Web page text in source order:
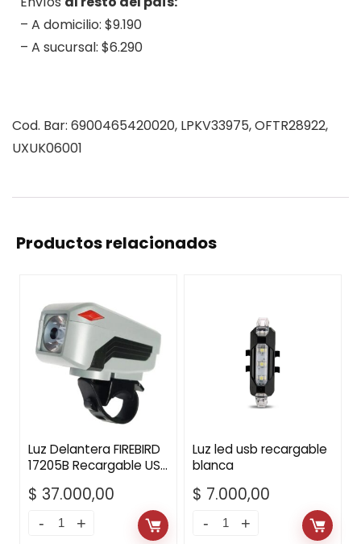
– A domicilio: $9.190
– A sucursal: $6.290
Cod. Bar: 6900465420020, LPKV33975, OFTR28922,
UXUK06001
Productos relacionados
Luz Delantera FIREBIRD
17205B Recargable USB
$ 37.000,00
Luz led usb recargable
blanca
$ 7.000,00